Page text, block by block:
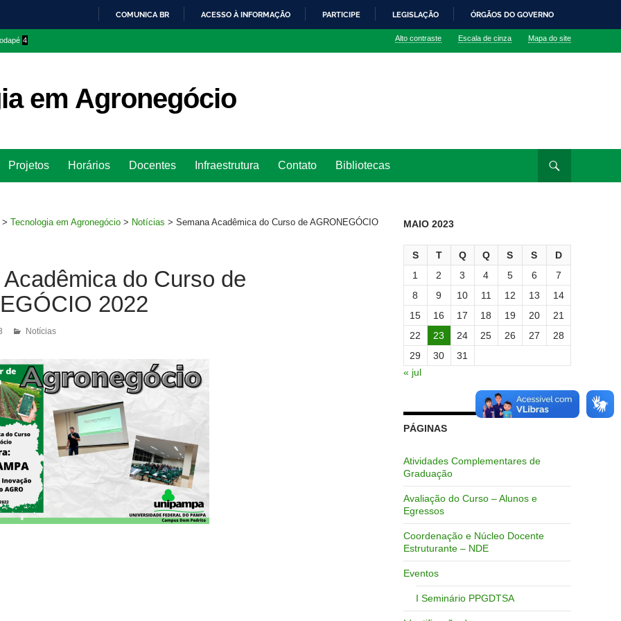
O
COMUNICA BR ACESSO À INFORMAÇÃO PARTICIPE LEGISLAÇÃO ÓRGÃOS DO GOVERNO
4 Alto contraste Escala de cinza Mapa do site
em Agronegócio
para
Projetos Horários Docentes Infraestrutura Contato Bibliotecas
> Tecnologia em Agronegócio > Notícias > Semana Acadêmica do Curso de AGRONEGÓCIO
do Curso de
2022
Notícias
MAIO 2023
S T Q Q S S
D
1
2 3 4 5 6
7
8
9 10 11 12 13
14
15
16 17 18 19 20
21
22
23 24 25 26 27
28
29
30
31
« jul
PÁGINAS
Atividades Complementares de
Graduação
Avaliação do Curso – Alunos e
Egressos
Coordenação e Núcleo Docente
Estruturante – NDE
Eventos
I Seminário PPGDTSA